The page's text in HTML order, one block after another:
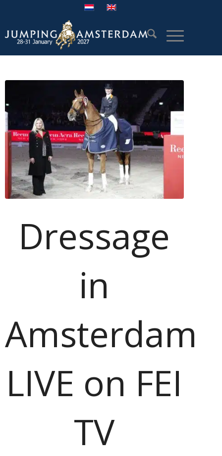
Dressage
in
Amsterdam
LIVE on FEI
TV